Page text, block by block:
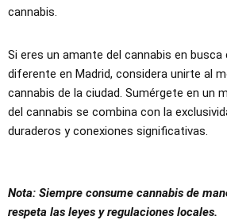
cannabis.
Si eres un amante del cannabis en busca
diferente en Madrid, considera unirte al
cannabis de la ciudad. Sumérgete en un
del cannabis se combina con la
duraderos y conexiones significativas.
Nota: Siempre consume cannabis de
respeta las leyes y regulaciones locales.